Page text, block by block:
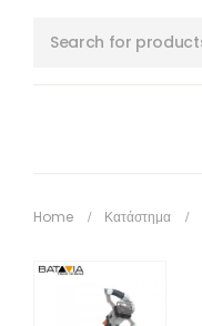
Home Κατάστημα